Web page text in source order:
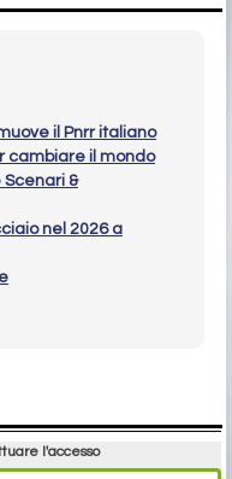
il Pnrr italiano
cambiare il mondo
&
nel 2026 a
l'accesso